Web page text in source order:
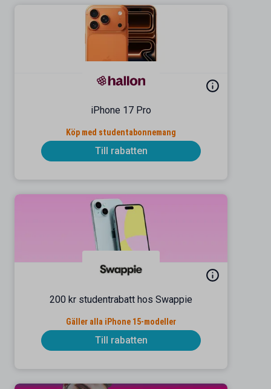
iPhone 17 Pro
Köp med studentabonnemang
Till rabatten
200 kr studentrabatt hos Swappie
Gäller alla iPhone 15-modeller
Till rabatten